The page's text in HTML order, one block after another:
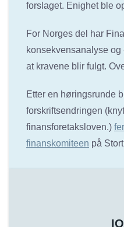
forslaget. Enighet ble
For Norges del har
konsekvensanalyse
at kravene blir fulgt.
Etter en høringsrunde
forskriftsendringen
finansforetaksloven.)
finanskomiteen på